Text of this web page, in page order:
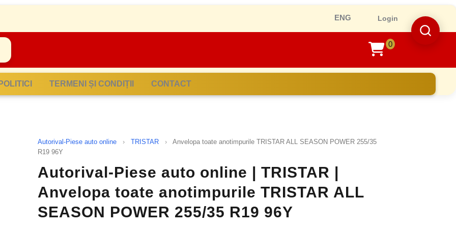
Login
shopping
cart
0
POLITICI TERMENI ȘI CONDIȚII CONTACT
Autorival-Piese auto online › TRISTAR ›
Anvelopa toate anotimpurile TRISTAR ALL SEASON POWER 255/35
R19 96Y
Autorival-Piese auto online | TRISTAR |
Anvelopa toate anotimpurile TRISTAR ALL
SEASON POWER 255/35 R19 96Y